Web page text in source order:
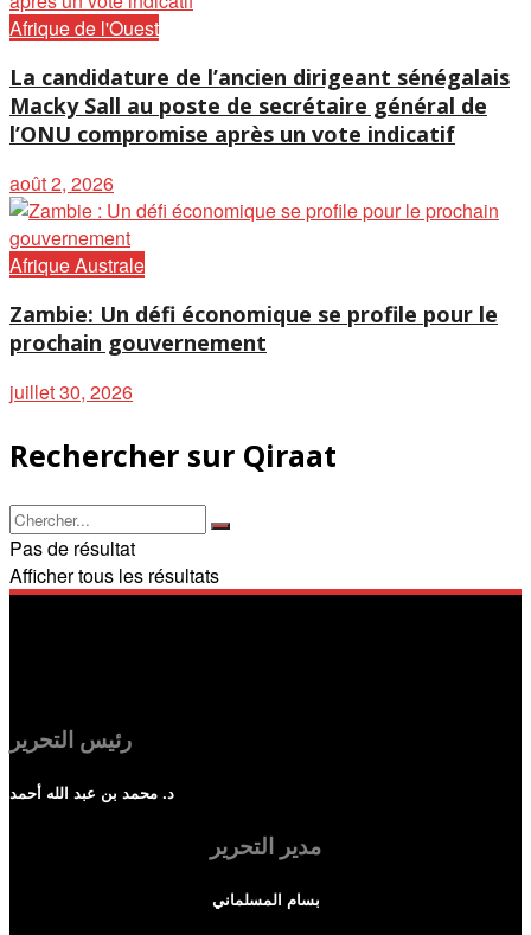
Afrique de l'Ouest
La candidature de l’ancien dirigeant sénégalais
Macky Sall au poste de secrétaire général de
l’ONU compromise après un vote indicatif
août 2, 2026
Afrique Australe
Zambie: Un défi économique se profile pour le
prochain gouvernement
juillet 30, 2026
Rechercher sur Qiraat
Pas de résultat
Afficher tous les résultats
رئيس التحرير
د. محمد بن عبد الله أحمد
مدير التحرير
بسام المسلماني